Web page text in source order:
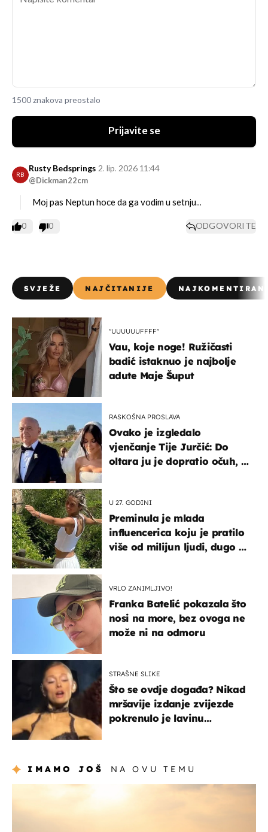
1500 znakova preostalo
Prijavite se
RB
Rusty Bedsprings
@Dickman22cm
2. lip. 2026 11:44
Moj pas Neptun hoce da ga vodim u setnju...
0 0 ODGOVORITE
SVJEŽE NAJČITANIJE
"UUUUUUFFFF"
Vau, koje noge! Ružičasti
badić istaknuo je najbolje
adute Maje Šuput
RASKOŠNA PROSLAVA
Ovako je izgledalo
vjenčanje Tije Jurčić: Do
oltara ju je dopratio očuh, a
U 27. GODINI
Preminula je mlada
influencerica koju je pratilo
više od milijun ljudi, dugo se
VRLO ZANIMLJIVO!
Franka Batelić pokazala što
nosi na more, bez ovoga ne
može ni na odmoru
STRAŠNE SLIKE
Što se ovdje događa? Nikad
mršavije izdanje zvijezde
pokrenulo je lavinu
IMAMO JOŠ NA OVU TEMU